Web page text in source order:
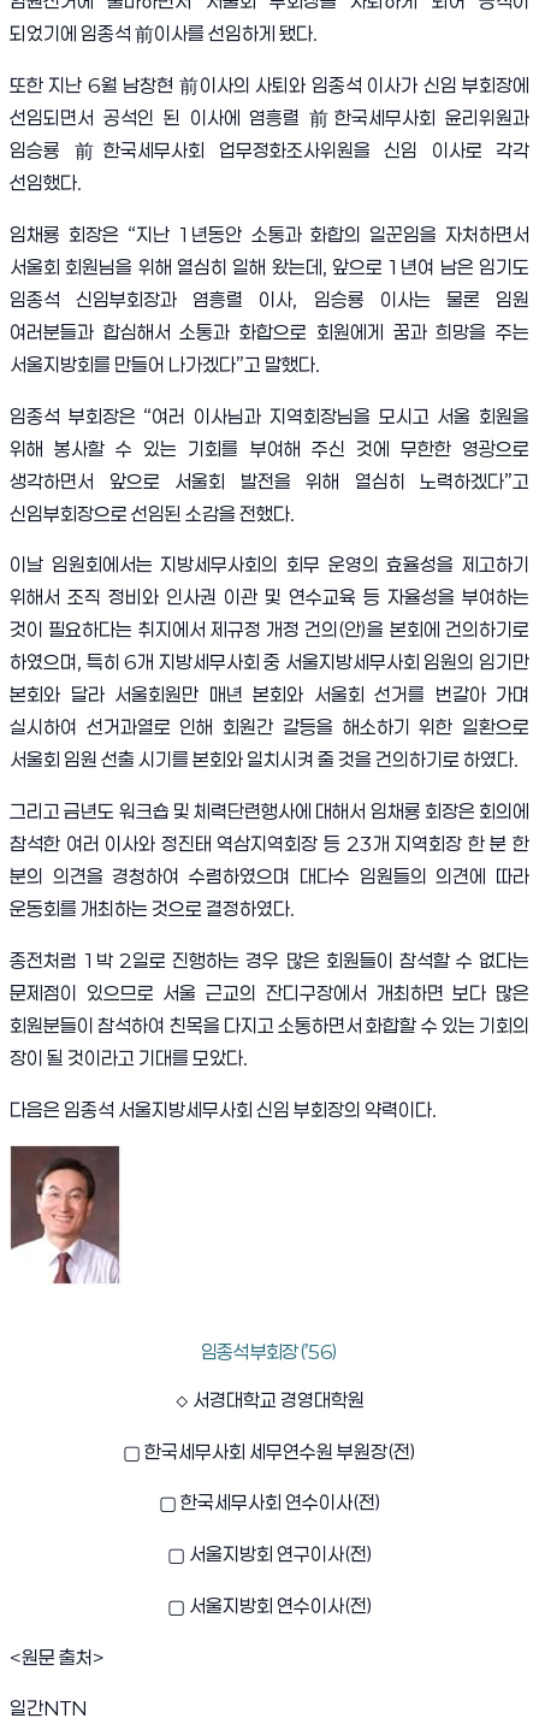
되었기에 임종석 前이사를 선임하게 됐다.
또한 지난 6월 남창현 前이사의 사퇴와 임종석 이사가 신임 부회장에
선임되면서 공석인 된 이사에 염흥렬前한국세무사회 윤리위원과
임승룡 前 한국세무사회 업무정화조사위원을 신임 이사로 각각
선임했다.
임채룡 회장은 “지난 1 년동안 소통과 화합의 일꾼임을 자처하면서
서울회 회원님을 위해 열심히 일해 왔는데 ,앞으로 1 년여 남은 임기도
임종석 신임부회장과 염흥렬 이사, 임승룡 이사는 물론 임원
여러분들과 합심해서 소통과 화합으로 회원에게 꿈과 희망을 주는
서울지방회를 만들어 나가겠다”고 말했다.
임종석 부회장은 “여러 이사님과 지역회장님을 모시고 서울 회원을
위해 봉사할 수 있는 기회를 부여해 주신 것에 무한한 영광으로
생각하면서 앞으로 서울회 발전을 위해 열심히 노력하겠다”고
신임부회장으로 선임된 소감을 전했다.
이날 임원회에서는 지방세무사회의 회무 운영의 효율성을 제고하기
위해서 조직 정비와 인사권 이관 및 연수교육 등 자율성을 부여하는
것이 필요하다는 취지에서 제규정 개정 건의 (안)을 본회에 건의하기로
하였으며 , 특히6개 지방세무사회 중 서울지방세무사회 임원의 임기만
본회와 달라 서울회원만 매년 본회와 서울회 선거를 번갈아 가며
실시하여 선거과열로 인해 회원간 갈등을 해소하기 위한 일환으로
서울회 임원 선출 시기를 본회와 일치시켜 줄 것을 건의하기로 하였다.
그리고 금년도 워크숍 및 체력단련행사에 대해서 임채룡 회장은 회의에
참석한 여러 이사와 정진태 역삼지역회장 등 23개 지역회장 한 분 한
분의 의견을 경청하여 수렴하였으며 대다수 임원들의 의견에 따라
운동회를 개최하는 것으로 결정하였다.
종전처럼 1 박2일로 진행하는 경우 많은 회원들이 참석할 수 없다는
문제점이 있으므로 서울 근교의 잔디구장에서 개최하면 보다 많은
회원분들이 참석하여 친목을 다지고 소통하면서 화합할 수 있는 기회의
장이 될 것이라고 기대를 모았다.
다음은 임종석 서울지방세무사회 신임 부회장의 약력이다.
임종석 부회장 (’56)
◇ 서경대학교 경영대학원
▢ 한국세무사회 세무연수원 부원장(전)
▢ 한국세무사회 연수이사(전)
▢ 서울지방회 연구이사(전)
▢ 서울지방회 연수이사(전)
<원문 출처>
일간NTN